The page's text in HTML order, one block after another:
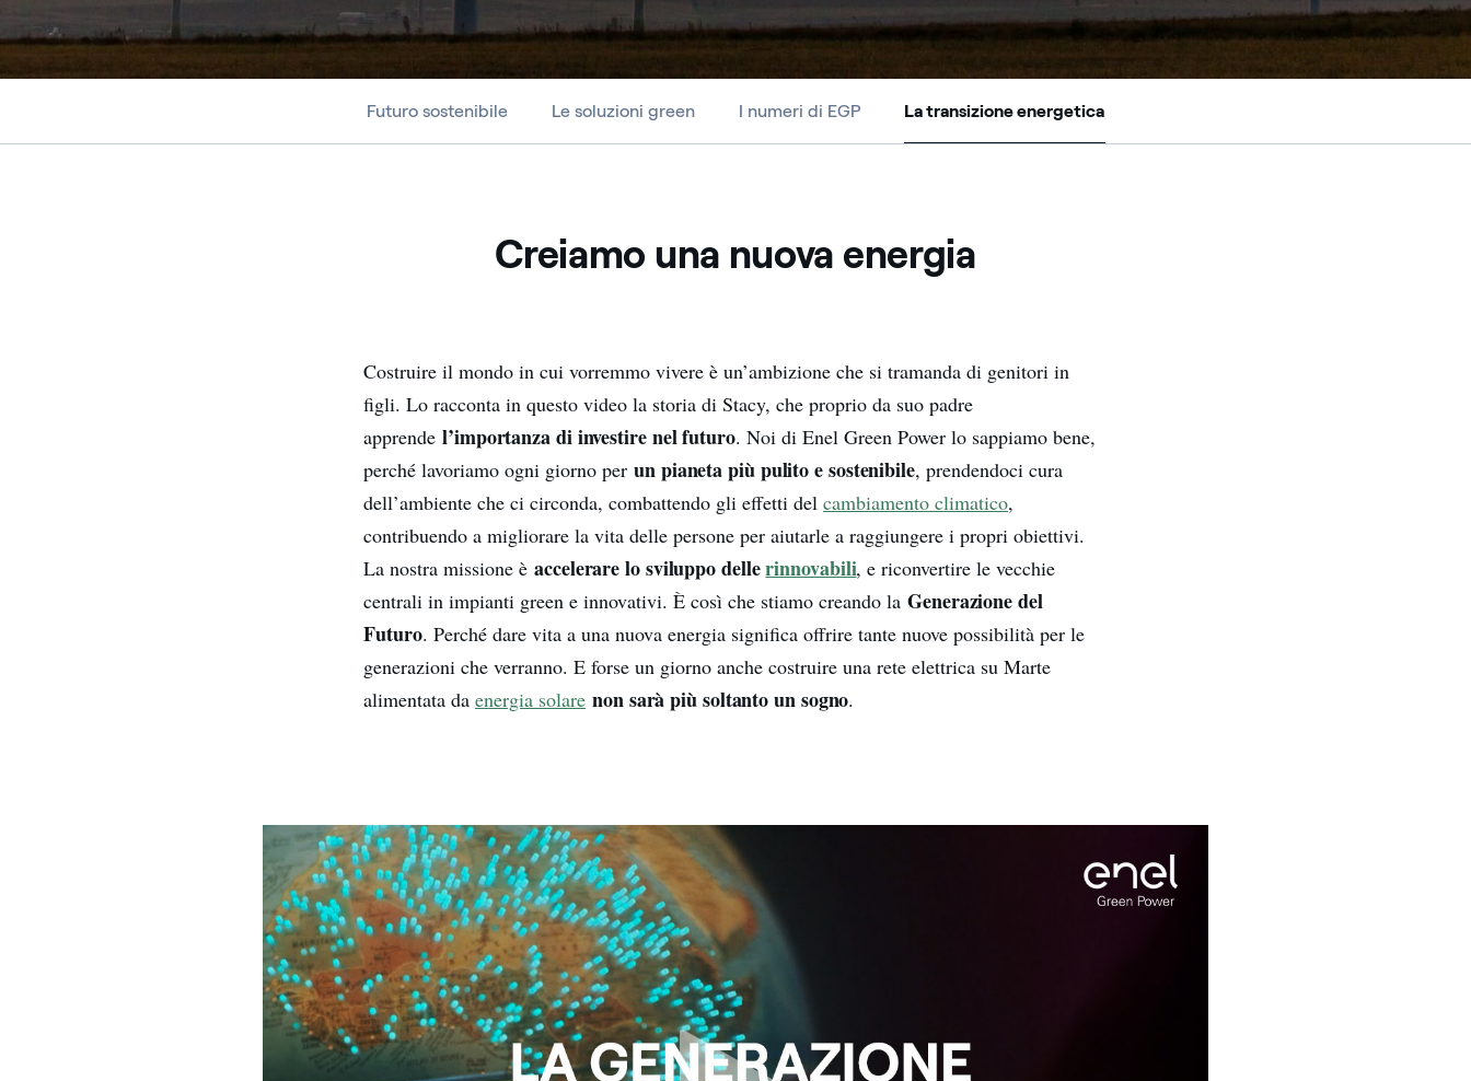
Futuro sostenibile Le soluzioni green I numeri di EGP La transizione energetica
La transizione energetica
Creiamo una nuova energia
Costruire il mondo in cui vorremmo vivere è un’ambizione che si tramanda di genitori in
figli. Lo racconta in questo video la storia di Stacy, che proprio da suo padre
apprendel’importanza di investire nel futuro. Noi di Enel Green Power lo sappiamo bene,
perché lavoriamo ogni giorno perun pianeta più pulito e sostenibile, prendendoci cura
dell’ambiente che ci circonda, combattendo gli effetti delcambiamento climatico,
contribuendo a migliorare la vita delle persone per aiutarle a raggiungere i propri obiettivi.
La nostra missione èaccelerare lo sviluppo dellerinnovabili, e riconvertire le vecchie
centrali in impianti green e innovativi. È così che stiamo creando laGenerazione del
Futuro. Perché dare vita a una nuova energia significa offrire tante nuove possibilità per le
generazioni che verranno. E forse un giorno anche costruire una rete elettrica su Marte
alimentata daenergia solare non sarà più soltanto un sogno.